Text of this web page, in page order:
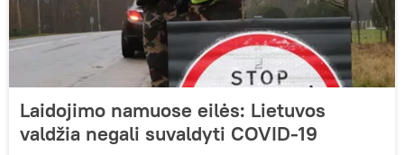
Laidojimo namuose eilės: Lietuvos
valdžia negali suvaldyti COVID-19